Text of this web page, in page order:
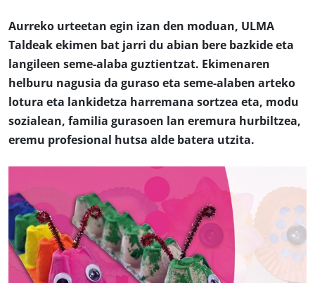
Aurreko urteetan egin izan den moduan, ULMA
Taldeak ekimen bat jarri du abian bere bazkide eta
langileen seme-alaba guztientzat. Ekimenaren
helburu nagusia da guraso eta seme-alaben arteko
lotura eta lankidetza harremana sortzea eta, modu
sozialean, familia gurasoen lan eremura hurbiltzea,
eremu profesional hutsa alde batera utzita.